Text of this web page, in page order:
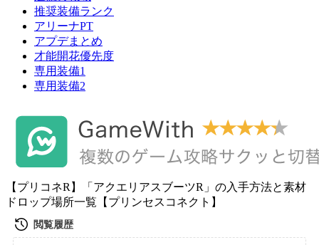
推奨装備ランク
アリーナPT
アプデまとめ
才能開花優先度
専用装備1
専用装備2
【プリコネR】「アクエリアスブーツR」の入手方法と素材
ドロップ場所一覧【プリンセスコネクト】